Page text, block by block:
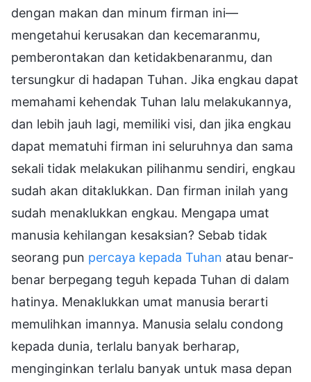
dengan makan dan minum firman ini—
mengetahui kerusakan dan kecemaranmu,
pemberontakan dan ketidakbenaranmu, dan
tersungkur di hadapan Tuhan. Jika engkau dapat
memahami kehendak Tuhan lalu melakukannya,
dan lebih jauh lagi, memiliki visi, dan jika engkau
dapat mematuhi firman ini seluruhnya dan sama
sekali tidak melakukan pilihanmu sendiri, engkau
sudah akan ditaklukkan. Dan firman inilah yang
sudah menaklukkan engkau. Mengapa umat
manusia kehilangan kesaksian? Sebab tidak
seorang pun percaya kepada Tuhan atau benar-
benar berpegang teguh kepada Tuhan di dalam
hatinya. Menaklukkan umat manusia berarti
memulihkan imannya. Manusia selalu condong
kepada dunia, terlalu banyak berharap,
menginginkan terlalu banyak untuk masa depan